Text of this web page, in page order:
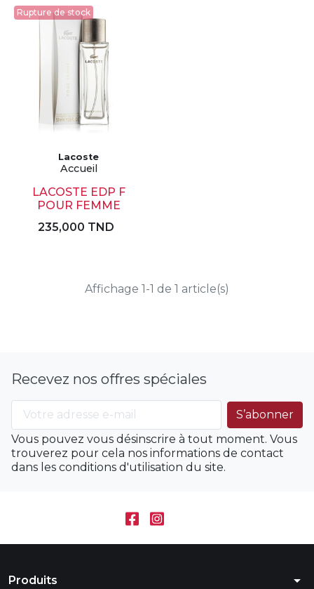
Rupture de stock
Lacoste
Accueil
LACOSTE EDP F
POUR FEMME
235,000 TND
Affichage 1-1 de 1 article(s)
Recevez nos offres spéciales
Vous pouvez vous désinscrire à tout moment. Vous
trouverez pour cela nos informations de contact
dans les conditions d'utilisation du site.
Produits arrow_drop_down